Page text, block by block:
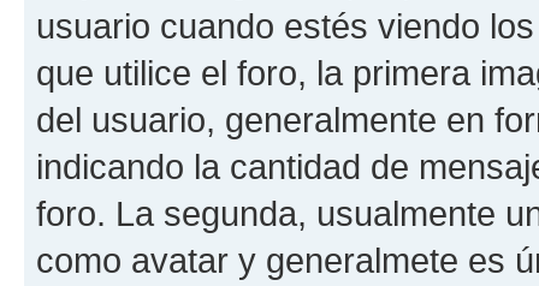
usuario cuando estés viendo
que utilice el foro, la primera
del usuario, generalmente en
indicando la cantidad de
foro. La segunda, usualmente
como avatar y generalmete es